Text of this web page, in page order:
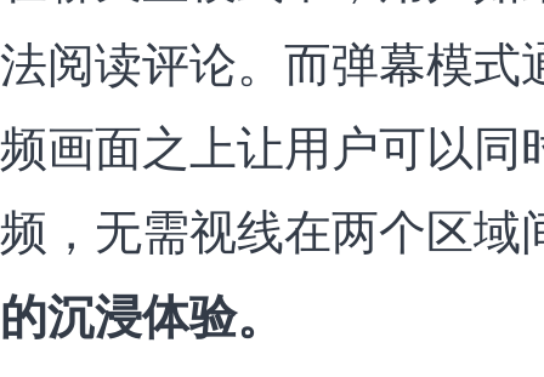
法阅读评论。而弹幕模式
频画面之上让用户可以同
频，无需视线在两个区域
的沉浸体验。